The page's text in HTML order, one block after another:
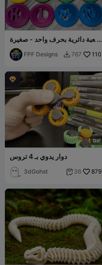
لعبة دائرية بحرف واحد - صغيرة
FPF Designs  767 110
GIF

دوار يدوي بـ 4 تروس
3dGohst  36 879